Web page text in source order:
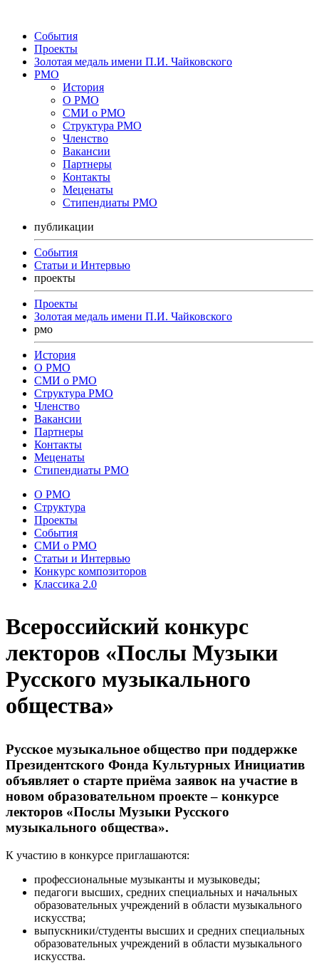
События
Проекты
Золотая медаль имени П.И. Чайковского
РМО
История
О РМО
СМИ о РМО
Структура РМО
Членство
Вакансии
Партнеры
Контакты
Меценаты
Стипендиаты РМО
публикации
События
Статьи и Интервью
проекты
Проекты
Золотая медаль имени П.И. Чайковского
рмо
История
О РМО
СМИ о РМО
Структура РМО
Членство
Вакансии
Партнеры
Контакты
Меценаты
Стипендиаты РМО
О РМО
Структура
Проекты
События
СМИ о РМО
Статьи и Интервью
Конкурс композиторов
Классика 2.0
Всероссийский конкурс
лекторов «Послы Музыки
Русского музыкального
общества»
Русское музыкальное общество при поддержке
Президентского Фонда Культурных Инициатив
объявляет о старте приёма заявок на участие в
новом образовательном проекте – конкурсе
лекторов «Послы Музыки Русского
музыкального общества».
К участию в конкурсе приглашаются:
профессиональные музыканты и музыковеды;
педагоги высших, средних специальных и начальных
образовательных учреждений в области музыкального
искусства;
выпускники/студенты высших и средних специальных
образовательных учреждений в области музыкального
искусства.